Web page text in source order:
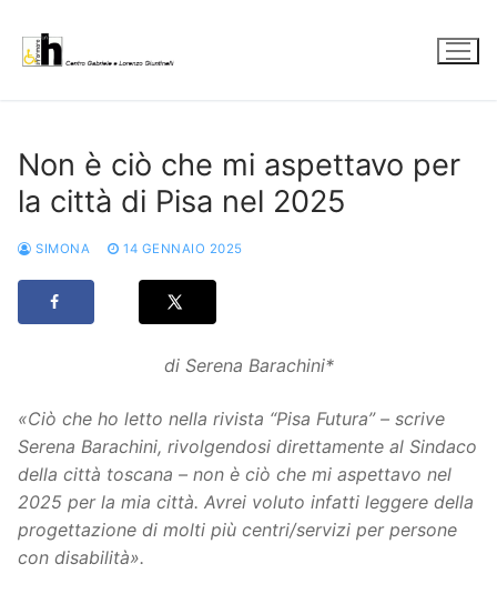
contenuto
Non è ciò che mi aspettavo per
la città di Pisa nel 2025
SIMONA 14 GENNAIO 2025
di Serena Barachini*
«Ciò che ho letto nella rivista “Pisa Futura” – scrive
Serena Barachini, rivolgendosi direttamente al Sindaco
della città toscana – non è ciò che mi aspettavo nel
2025 per la mia città. Avrei voluto infatti leggere della
progettazione di molti più centri/servizi per persone
con disabilità».